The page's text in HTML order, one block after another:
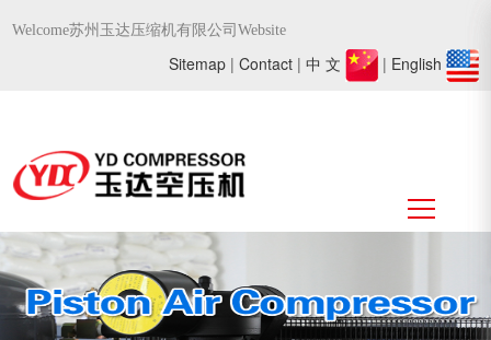
Welcome苏州玉达压缩机有限公司Website
Sitemap| Contact | 中 文 | English